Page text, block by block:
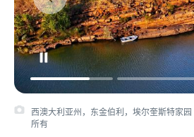
西澳大利亚州，东金伯利，埃尔奎斯特家
所有